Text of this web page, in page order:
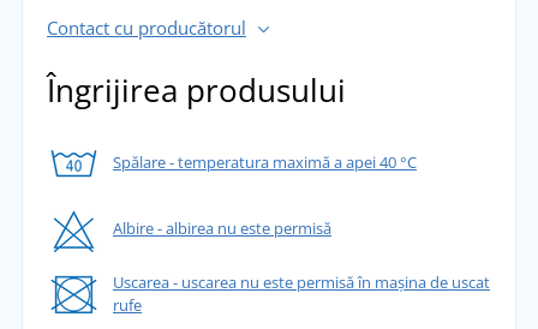
Contact cu producătorul
Îngrijirea produsului
Spălare - temperatura maximă a apei 40 °C
Albire - albirea nu este permisă
Uscarea - uscarea nu este permisă în mașina de uscat
rufe